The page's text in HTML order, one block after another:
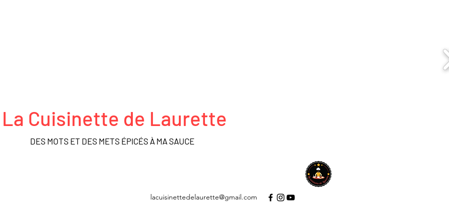
La Cuisinette de Laurette
DES MOTS ET DES METS ÉPICÉS À MA SAUCE
lacuisinettedelaurette@gmail.com